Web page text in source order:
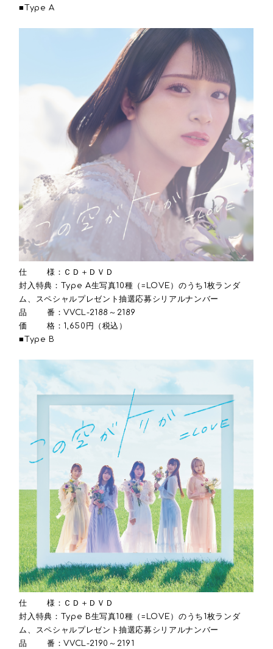
■Type A
仕 様：ＣＤ＋ＤＶＤ
封入特典：Type A生写真10種（=LOVE）のうち1枚ランダ
ム、スペシャルプレゼント抽選応募シリアルナンバー
品 番：VVCL-2188～2189
価 格：1,650円（税込）
■Type B
仕 様：ＣＤ＋ＤＶＤ
封入特典：Type B生写真10種（=LOVE）のうち1枚ランダ
ム、スペシャルプレゼント抽選応募シリアルナンバー
品 番：VVCL-2190～2191